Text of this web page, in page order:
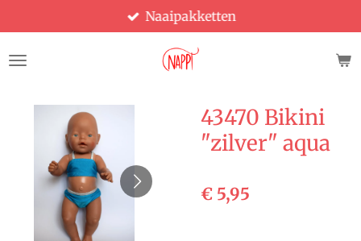
direct
naar
Naaipakketten
43470 Bikini
"zilver" aqua
€ 5,95